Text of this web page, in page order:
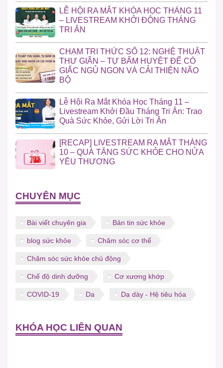
LỄ HỘI RA MẮT KHÓA HỌC THÁNG 11
– LIVESTREAM KHỞI ĐỘNG THÁNG
TRI ÂN
CHẠM TRI THỨC SỐ 12: NGHỆ THUẬT
THƯ GIÃN – TỰ BẤM HUYỆT ĐỂ CÓ
GIẤC NGỦ NGON VÀ CẢI THIỆN NÃO
BỘ
Lễ Hội Ra Mắt Khóa Học Tháng 11 –
Livestream Khởi Đầu Tháng Tri Ân: Trao
Quà Sức Khỏe, Gửi Lời Tri Ân
[RECAP] LIVESTREAM RA MẮT THÁNG
10 – QUÀ TẶNG SỨC KHỎE CHO NỬA
YÊU THƯƠNG
CHUYÊN MỤC
Bài viết chuyên gia Bản tin sức khỏe
blog sức khỏe Chăm sóc cơ thể
Chăm sóc sức khỏe chủ động
Chế độ dinh dưỡng Cơ xương khớp
COVID-19 Da Dạ dày - Hệ tiêu hóa
KHÓA HỌC LIÊN QUAN